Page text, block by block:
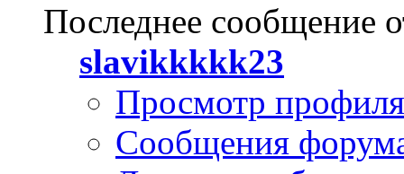
Последнее сообщение
slavikkkkk23
Просмотр профиля
Сообщения